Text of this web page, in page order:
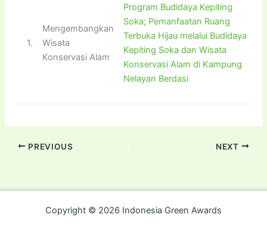
1.
Mengembangkan
Wisata
Konservasi Alam
Program Budidaya Kepiting
Soka; Pemanfaatan Ruang
Terbuka Hijau melalui Budidaya
Kepiting Soka dan Wisata
Konservasi Alam di Kampung
Nelayan Berdasi
PREVIOUS NEXT
Copyright © 2026 Indonesia Green Awards